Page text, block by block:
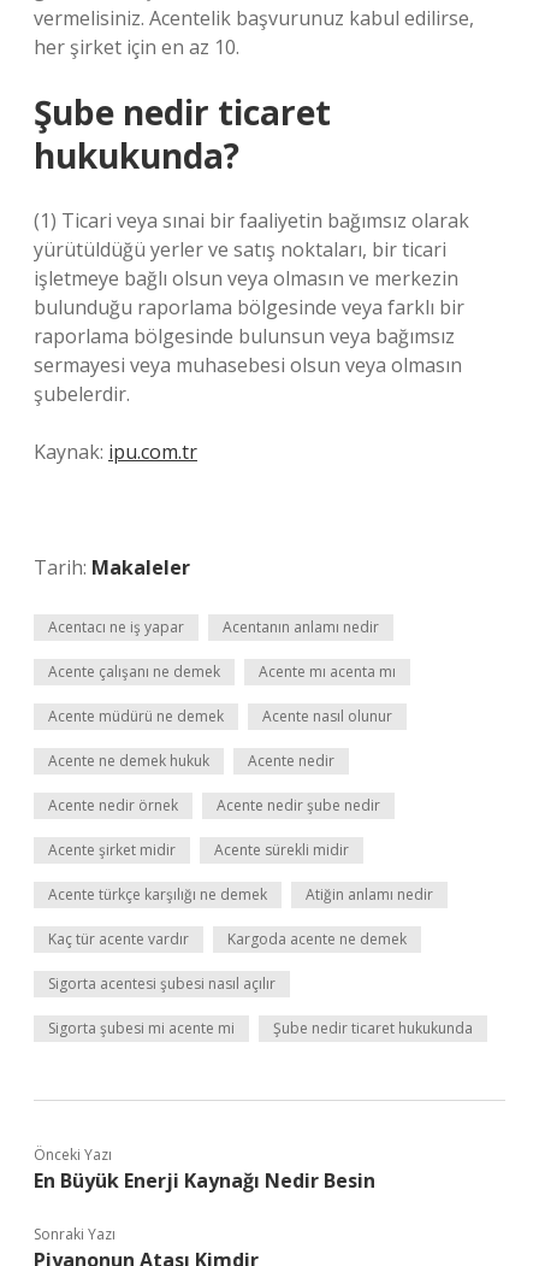
vermelisiniz. Acentelik başvurunuz kabul edilirse,
her şirket için en az 10.
Şube nedir ticaret
hukukunda?
(1) Ticari veya sınai bir faaliyetin bağımsız olarak
yürütüldüğü yerler ve satış noktaları, bir ticari
işletmeye bağlı olsun veya olmasın ve merkezin
bulunduğu raporlama bölgesinde veya farklı bir
raporlama bölgesinde bulunsun veya bağımsız
sermayesi veya muhasebesi olsun veya olmasın
şubelerdir.
Kaynak: ipu.com.tr
Tarih: Makaleler
Acentacı ne iş yapar Acentanın anlamı nedir
Acente çalışanı ne demek Acente mı acenta mı
Acente müdürü ne demek Acente nasıl olunur
Acente ne demek hukuk Acente nedir
Acente nedir örnek Acente nedir şube nedir
Acente şirket midir Acente sürekli midir
Acente türkçe karşılığı ne demek Atiğin anlamı nedir
Kaç tür acente vardır Kargoda acente ne demek
Sigorta acentesi şubesi nasıl açılır
Sigorta şubesi mi acente mi Şube nedir ticaret hukukunda
Önceki Yazı
En Büyük Enerji Kaynağı Nedir Besin
Sonraki Yazı
Piyanonun Atası Kimdir